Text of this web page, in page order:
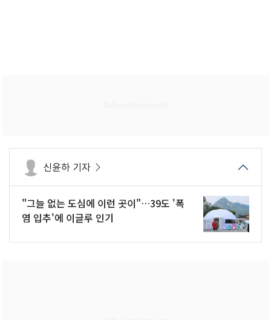
신윤하 기자
"그늘 없는 도심에 이런 곳이"…39도 '폭
염 입추'에 이글루 인기